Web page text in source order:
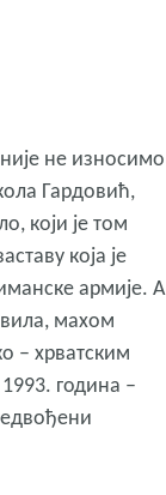
не износимо
Гардовић,
који је том
која је
армије. А
махом
– хрватским
година –